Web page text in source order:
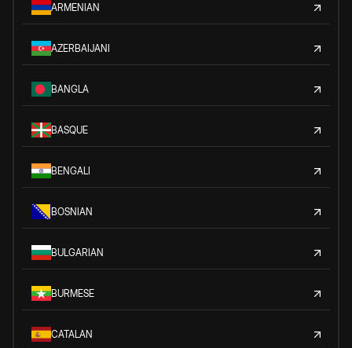
ARMENIAN
AZERBAIJANI
BANGLA
BASQUE
BENGALI
BOSNIAN
BULGARIAN
BURMESE
CATALAN